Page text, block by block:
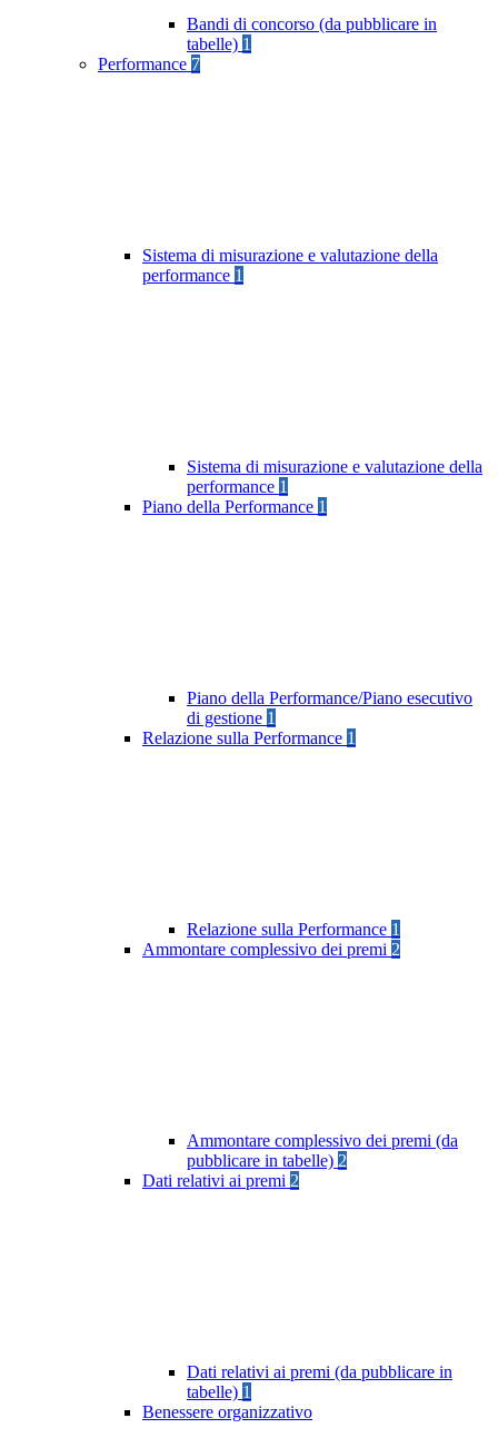
Bandi di concorso (da pubblicare in
tabelle) 1
Performance 7
Sistema di misurazione e valutazione della
performance 1
Sistema di misurazione e valutazione della
performance 1
Piano della Performance 1
Piano della Performance/Piano esecutivo
di gestione 1
Relazione sulla Performance 1
Relazione sulla Performance 1
Ammontare complessivo dei premi 2
Ammontare complessivo dei premi (da
pubblicare in tabelle) 2
Dati relativi ai premi 2
Dati relativi ai premi (da pubblicare in
tabelle) 1
Benessere organizzativo